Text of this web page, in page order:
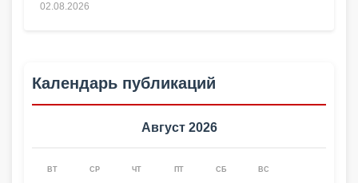
02.08.2026
Календарь публикаций
Август 2026
ВТ СР ЧТ ПТ СБ ВС